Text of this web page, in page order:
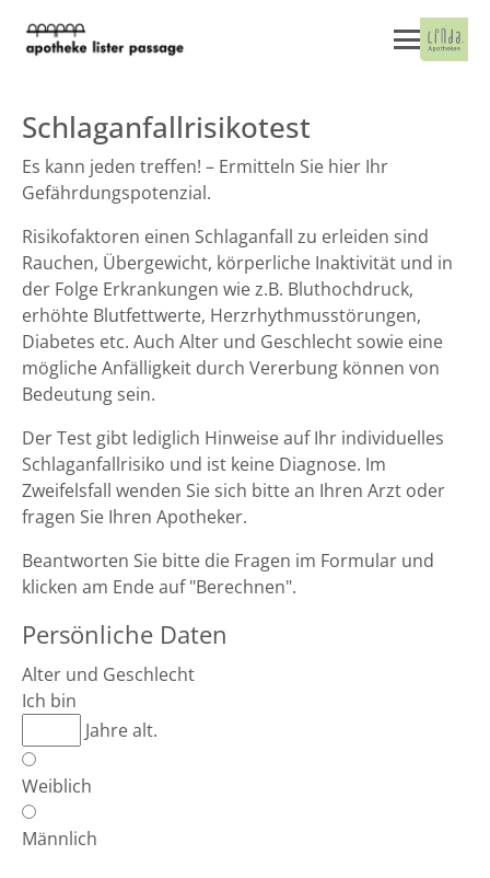
Schlaganfallrisikotest
Es kann jeden treffen! – Ermitteln Sie hier Ihr
Gefährdungspotenzial.
Risikofaktoren einen Schlaganfall zu erleiden sind
Rauchen, Übergewicht, körperliche Inaktivität und in
der Folge Erkrankungen wie z.B. Bluthochdruck,
erhöhte Blutfettwerte, Herzrhythmusstörungen,
Diabetes etc. Auch Alter und Geschlecht sowie eine
mögliche Anfälligkeit durch Vererbung können von
Bedeutung sein.
Der Test gibt lediglich Hinweise auf Ihr individuelles
Schlaganfallrisiko und ist keine Diagnose. Im
Zweifelsfall wenden Sie sich bitte an Ihren Arzt oder
fragen Sie Ihren Apotheker.
Beantworten Sie bitte die Fragen im Formular und
klicken am Ende auf "Berechnen".
Persönliche Daten
Alter und Geschlecht
Ich bin
Jahre alt.
Weiblich
Männlich